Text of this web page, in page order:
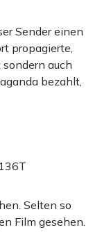
Sender einen
propagierte,
auch
bezahlt,
136T
Selten so
Film gesehen.